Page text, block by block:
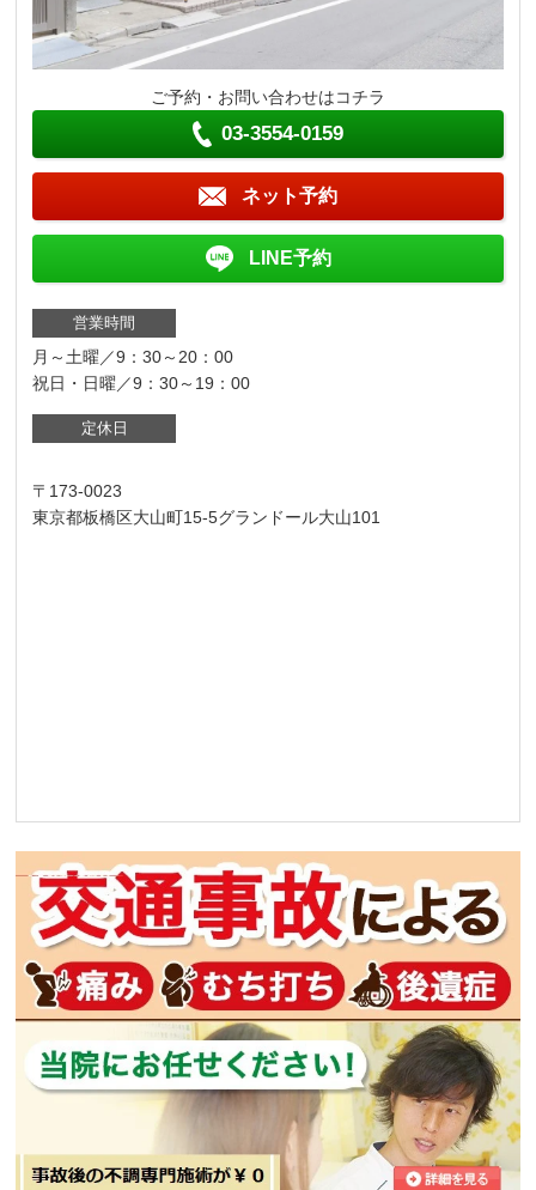
ご予約・お問い合わせはコチラ
03-3554-0159
ネット予約
LINE予約
営業時間
月～土曜／9：30～20：00
祝日・日曜／9：30～19：00
定休日
〒173-0023
東京都板橋区大山町15-5グランドール大山101